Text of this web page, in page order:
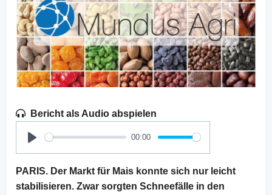
Bericht als Audio abspielen
Play
00:00
PARIS. Der Markt für Mais konnte sich nur leicht
stabilisieren. Zwar sorgten Schneefälle in den